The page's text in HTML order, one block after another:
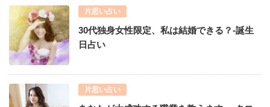
片思い占い
30代独身女性限定、私は結婚できる？-誕生
日占い
片思い占い